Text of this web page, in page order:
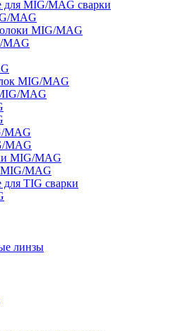
для MIG/MAG сварки
MAG
MIG/MAG
MAG
MIG/MAG
MAG
MAG
MAG
MIG/MAG
MIG/MAG
для TIG сварки
линзы